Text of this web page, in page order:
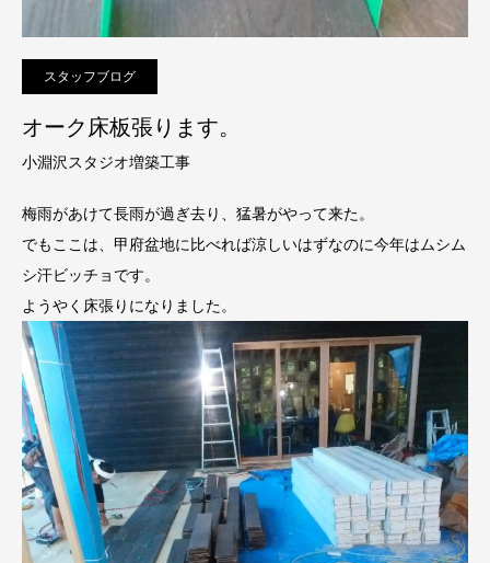
スタッフブログ
オーク床板張ります。
小淵沢スタジオ増築工事
梅雨があけて長雨が過ぎ去り、猛暑がやって来た。
でもここは、甲府盆地に比べれば涼しいはずなのに今年はムシム
シ汗ビッチョです。
ようやく床張りになりました。